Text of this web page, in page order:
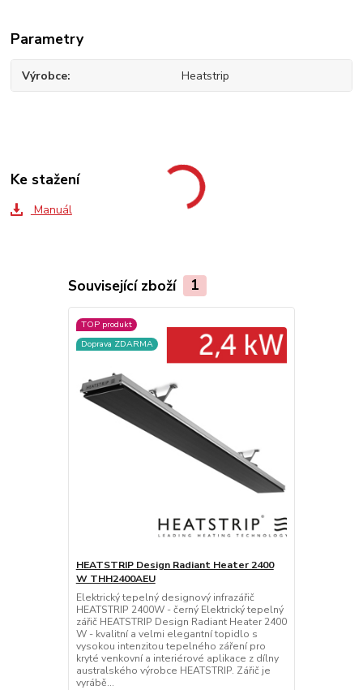
Parametry
Výrobce Heatstrip
Ke stažení
Manuál
Související zboží 1
TOP produkt
Doprava ZDARMA
HEATSTRIP Design Radiant Heater 2400
W THH2400AEU
Elektrický tepelný designový infrazářič
HEATSTRIP 2400W - černý Elektrický tepelný
zářič HEATSTRIP Design Radiant Heater 2400
W - kvalitní a velmi elegantní topidlo s
vysokou intenzitou tepelného záření pro
kryté venkovní a interiérové aplikace z dílny
australského výrobce HEATSTRIP. Zářič je
vyrábě...